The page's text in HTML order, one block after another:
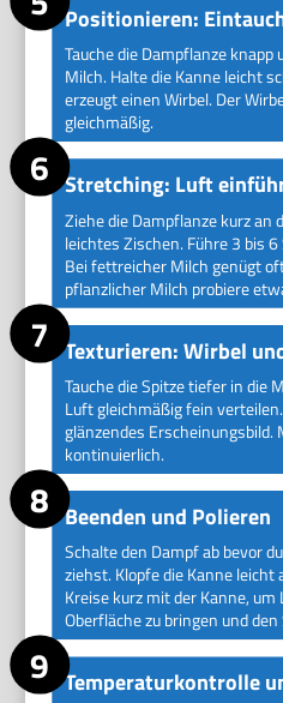
Positionieren:
Tauche die Dampflanze knapp
Milch. Halte die Kanne leicht
erzeugt einen Wirbel. Der
gleichmäßig.
Stretching: Luft
Ziehe die Dampflanze kurz an
leichtes Zischen. Führe 3 bis
Bei fettreicher Milch genügt
pflanzlicher Milch probiere
Texturieren: Wirbel
Tauche die Spitze tiefer in die
Luft gleichmäßig fein
glänzendes Erscheinungsbild.
kontinuierlich.
Beenden und Polieren
Schalte den Dampf ab bevor
ziehst. Klopfe die Kanne leicht
Kreise kurz mit der Kanne,
Oberfläche zu bringen und
Temperaturkontrolle